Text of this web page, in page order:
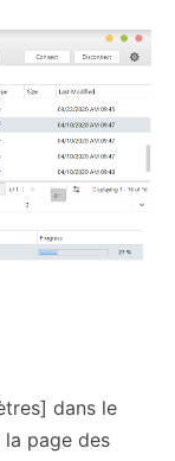
dans le
page des